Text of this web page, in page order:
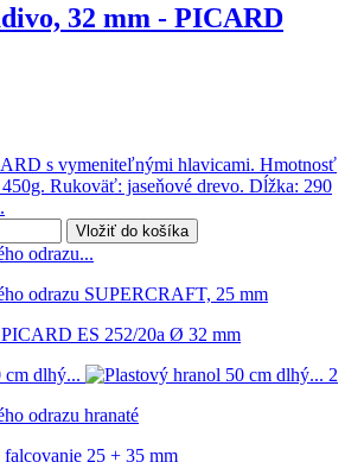
32 mm - PICARD
s vymeniteľnými hlavicami. Hmotnosť
Rukoväť: jaseňové drevo. Dĺžka: 290
Vložiť do košíka